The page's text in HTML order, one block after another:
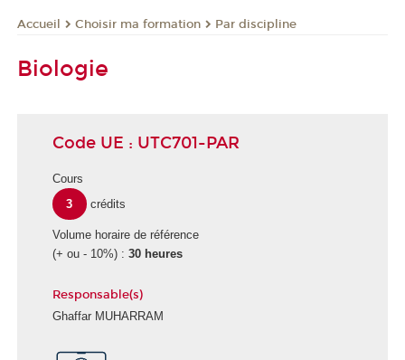
Accueil Choisir ma formation Par discipline
Biologie
Code UE : UTC701-PAR
Cours
3
crédits
Volume horaire de référence
(+ ou - 10%) : 30 heures
Responsable(s)
Ghaffar MUHARRAM
É